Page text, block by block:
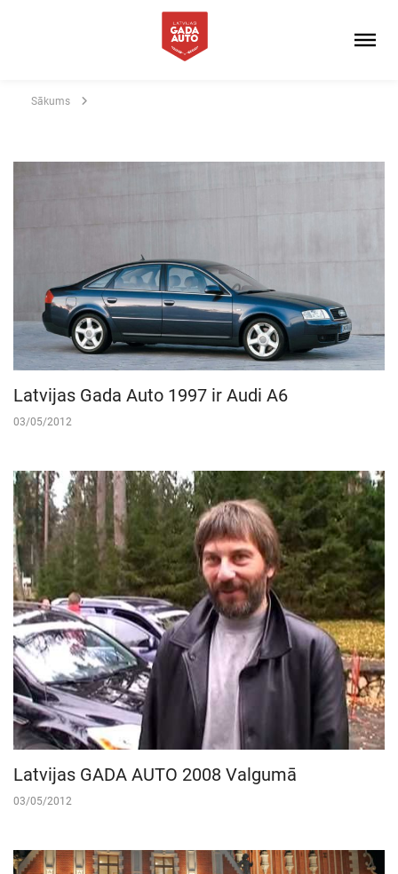
Sākums
Latvijas Gada Auto 1997 ir Audi A6
03/05/2012
Latvijas GADA AUTO 2008 Valgumā
03/05/2012